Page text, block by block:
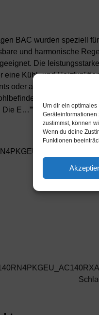
Um dir ein
zustimmst, können
Wenn du deine
Funktionen
BAC wurden speziell
und harmonische
Die
eine Kühl- und
oder anderen
und fügt sich
E…””